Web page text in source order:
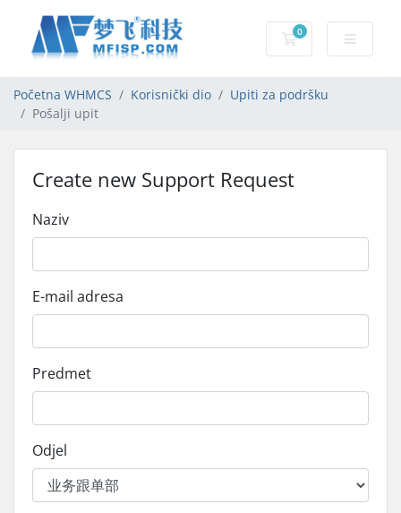
0
Košarica
Početna WHMCS Korisnički dio
Upiti za podršku
Pošalji upit
Create new Support Request
Naziv
E-mail adresa
Predmet
Odjel